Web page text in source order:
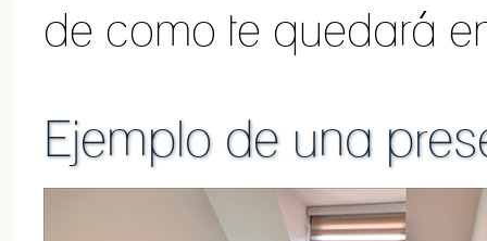
de como te quedará
Ejemplo de una